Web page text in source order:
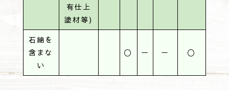
有仕上
塗材等)
石綿を
含まな
い
〇 ー ー 〇